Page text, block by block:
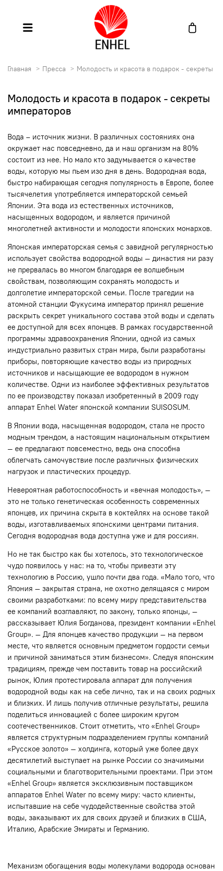
Главная Пресса Молодость и красота в подарок - секреты
Молодость и красота в подарок - секреты
императоров
Вода – источник жизни. В различных состояниях она
окружает нас повседневно, да и наш организм на 80%
состоит из нее. Но мало кто задумывается о качестве
воды, которую мы пьем изо дня в день. Водородная вода,
быстро набирающая сегодня популярность в Европе, более
тысячелетия употребляется императорской семьей
Японии. Эта вода из естественных источников,
насыщенных водородом, и является причиной
многолетней активности и молодости японских монархов.
Японская императорская семья с завидной регулярностью
использует свойства водородной воды — династия ни разу
не прервалась во многом благодаря ее волшебным
свойствам, позволяющим сохранять молодость и
долголетие императорской семьи. После трагедии на
атомной станции Фукусима император принял решение
раскрыть секрет уникального состава этой воды и сделать
ее доступной для всех японцев. В рамках государственной
программы здравоохранения Японии, одной из самых
индустриально развитых стран мира, были разработаны
приборы, повторяющие качество воды из природных
источников и насыщающие ее водородом в нужном
количестве. Одни из наиболее эффективных результатов
по ее производству показал изобретенный в 2009 году
аппарат Enhel Water японской компании SUISOSUM.
В Японии вода, насыщенная водородом, стала не просто
модным трендом, а настоящим национальным открытием
— ее предлагают повсеместно, ведь она способна
облегчать самочувствие после различных физических
нагрузок и пластических процедур.
Невероятная работоспособность и «вечная молодость», —
это не только генетическая особенность современных
японцев, их причина скрыта в коктейлях на основе такой
воды, изготавливаемых японскими центрами питания.
Сегодня водородная вода доступна уже и для россиян.
Но не так быстро как бы хотелось, это технологическое
чудо появилось у нас: на то, чтобы привезти эту
технологию в Россию, ушло почти два года. «Мало того, что
Япония — закрытая страна, не охотно делящаяся с миром
своими разработками: по всему миру представительства
ее компаний возглавляют, по закону, только японцы, —
рассказывает Юлия Богданова, президент компании «Enhel
Group». — Для японцев качество продукции — на первом
месте, что является основным предметом гордости семьи
и причиной заниматься этим бизнесом». Следуя японским
традициям, прежде чем поставить товар на российский
рынок, Юлия протестировала аппарат для получения
водородной воды как на себе лично, так и на своих родных
и близких. И лишь получив отличные результаты, решила
поделиться инновацией с более широким кругом
соотечественников. Стоит отметить, что «Enhel Group»
является структурным подразделением группы компаний
«Русское золото» — холдинга, который уже более двух
десятилетий выступает на рынке России со значимыми
социальными и благотворительными проектами. При этом
«Enhel Group» является эксклюзивным поставщиком
аппаратов Enhel Water по всему миру: часто клиенты,
испытавшие на себе чудодейственные свойства этой
воды, заказывают их для своих друзей и близких в США,
Италию, Арабские Эмираты и Германию.
Механизм обогащения воды молекулами водорода основан